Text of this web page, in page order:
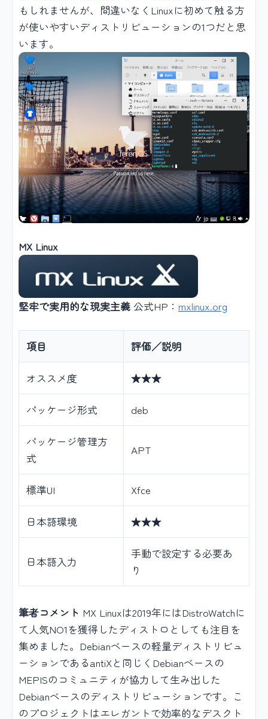
もしれませんが、間違いなくLinuxに初めて触る方
が使いやすいディストリビューションの1つだと思
います。
MX Linux
堅牢で実用的な現実主義 公式HP： mxlinux.org
項目 評価／説明
オススメ度 ★★★
パッケージ形式 deb
パッケージ管理方
式
APT
標準UI Xfce
日本語環境 ★★★
日本語入力
手動で設定する必要あ
り
筆者コメント MX Linuxは2019年にはDistroWatchに
て人気NO1を獲得したディストロとしても注目を
集めました。Debianベースの軽量ディストリビュ
ーションであるantiXと同じくDebianベースの
MEPISのコミュニティが協力して生み出した
Debianベースのディストリビューションです。こ
のプロジェクトはエレガントで効率的なデスクト